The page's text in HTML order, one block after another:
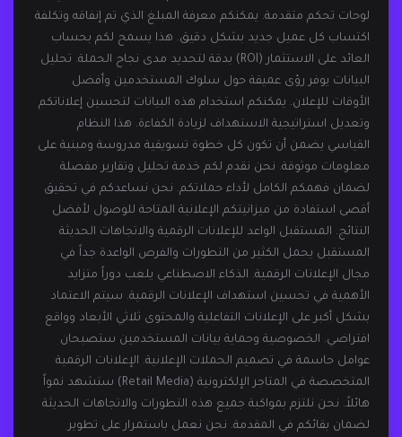
لوحات تحكم متقدمة. يمكنكم معرفة المبلغ الذي تم إنفاقه وتكلفة
اكتساب كل عميل جديد بشكل دقيق. هذا يسمح لكم بحساب
العائد على الاستثمار (ROI) بدقة لتحديد مدى نجاح الحملة. تحليل
البيانات يوفر رؤى عميقة حول سلوك المستخدمين وأفضل
الأوقات للإعلان. يمكنكم استخدام هذه البيانات لتحسين إعلاناتكم
وتعديل استراتيجية الاستهداف لزيادة الكفاءة. هذا النظام
القياسي يضمن أن تكون كل خطوة تسويقية مدروسة ومبنية على
معلومات موثوقة. نحن نقدم لكم خدمة تحليل وتقارير مفصلة
لضمان فهمكم الكامل لأداء حملاتكم. نحن نساعدكم في تحقيق
أقصى استفادة من ميزانيتكم الإعلانية المتاحة للوصول لأفضل
النتائج. المستقبل الواعد للإعلانات الرقمية والاتجاهات الحديثة
المستقبل يحمل الكثير من التطورات والفرص الواعدة جداً في
مجال الإعلانات الرقمية. الذكاء الاصطناعي يلعب دوراً متزايد
الأهمية في تحسين استهداف الإعلانات الرقمية. سيتم الاعتماد
بشكل أكبر على الإعلانات التفاعلية والمحتوى ثلاثي الأبعاد وواقع
افتراضي. الخصوصية وحماية بيانات المستخدمين ستصبحان
عوامل حاسمة في تصميم الحملات الإعلانية. الإعلانات الرقمية
المتخصصة في المتاجر الإلكترونية (Retail Media) ستشهد نمواً
هائلاً. نحن نلتزم بمواكبة جميع هذه التطورات والاتجاهات الحديثة
لضمان بقائكم في المقدمة. نحن نعمل باستمرار على تطوير